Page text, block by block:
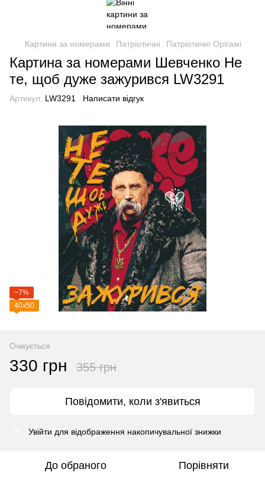
Картини за номерами Патріотичні Патріотичні Орігамі
Картина за номерами Шевченко Не
те, щоб дуже зажурився LW3291
Артикул: LW3291 Написати відгук
−7%
40х50
Очікується
330 грн 355 грн
Повідомити, коли з'явиться
Увійти для відображення накопичувальної знижки
До обраного Порівняти